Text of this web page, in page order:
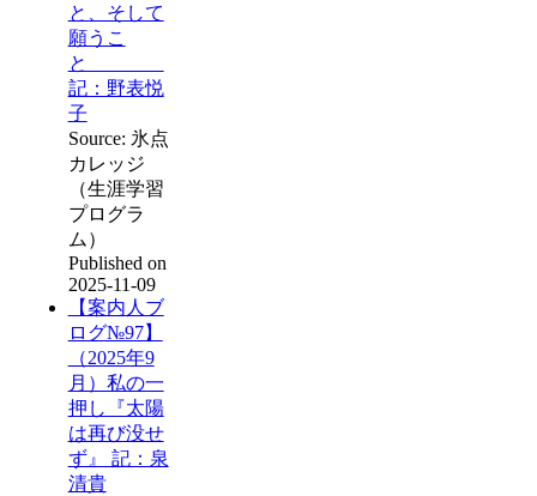
と、そして
願うこ
と
記：野表悦
子
Source: 氷点
カレッジ
（生涯学習
プログラ
ム）
Published on
2025-11-09
【案内人ブ
ログ№97】
（2025年9
月）私の一
押し『太陽
は再び没せ
ず』 記：泉
清貴